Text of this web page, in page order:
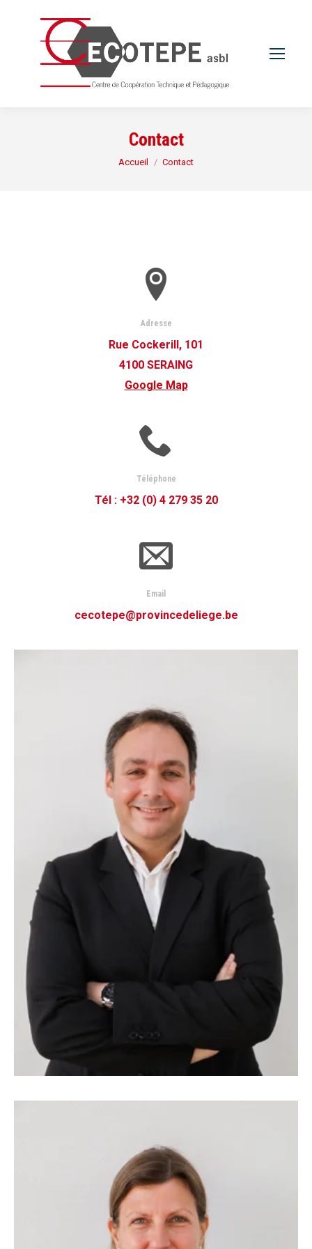
Contact
Vous êtes ici :
Accueil Contact
Adresse
Rue Cockerill, 101
4100 SERAING
Google Map
Téléphone
Tél : +32 (0) 4 279 35 20
Email
cecotepe@provincedeliege.be